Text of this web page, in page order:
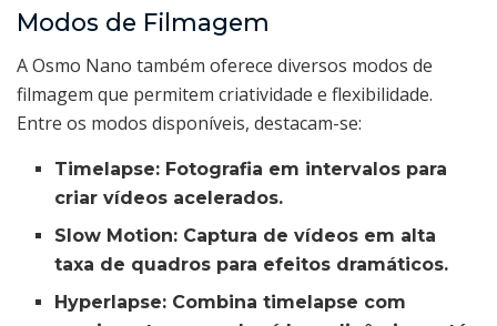
Modos de Filmagem
A Osmo Nano também oferece diversos modos de
filmagem que permitem criatividade e flexibilidade.
Entre os modos disponíveis, destacam-se:
Timelapse: Fotografia em intervalos para
criar vídeos acelerados.
Slow Motion: Captura de vídeos em alta
taxa de quadros para efeitos dramáticos.
Hyperlapse: Combina timelapse com